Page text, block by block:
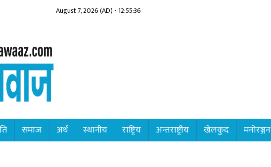
August 7, 2026 (AD) - 12:55:38
समाज अर्थ स्थानीय राष्ट्रिय अन्तराष्ट्रीय खेलकुद मनोरञ्जन